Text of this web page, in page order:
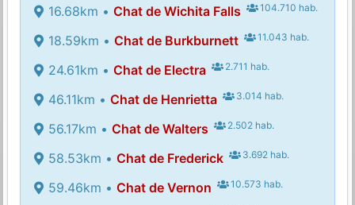
16.68km • Chat de Wichita Falls 104.710 hab.
18.59km • Chat de Burkburnett 11.043 hab.
24.61km • Chat de Electra 2.711 hab.
46.11km • Chat de Henrietta 3.014 hab.
56.17km • Chat de Walters 2.502 hab.
58.53km • Chat de Frederick 3.692 hab.
59.46km • Chat de Vernon 10.573 hab.